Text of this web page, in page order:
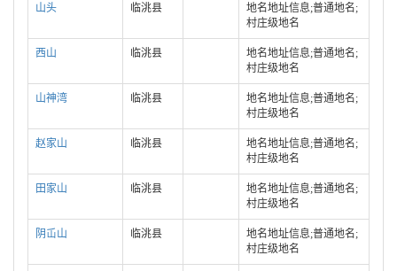
山头 临洮县
地名地址信息;普通地名;
村庄级地名
西山 临洮县
地名地址信息;普通地名;
村庄级地名
山神湾 临洮县
地名地址信息;普通地名;
村庄级地名
赵家山 临洮县
地名地址信息;普通地名;
村庄级地名
田家山 临洮县
地名地址信息;普通地名;
村庄级地名
阴屲山 临洮县
地名地址信息;普通地名;
村庄级地名